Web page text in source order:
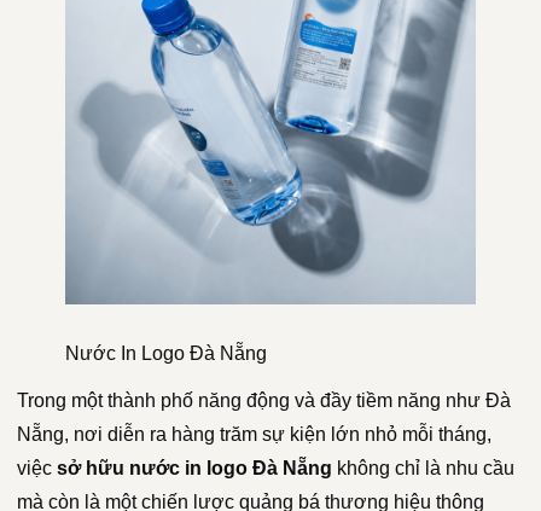
Nước In Logo Đà Nẵng
Trong một thành phố năng động và đầy tiềm năng như Đà
Nẵng, nơi diễn ra hàng trăm sự kiện lớn nhỏ mỗi tháng,
việc sở hữu nước in logo Đà Nẵng không chỉ là nhu cầu
mà còn là một chiến lược quảng bá thương hiệu thông